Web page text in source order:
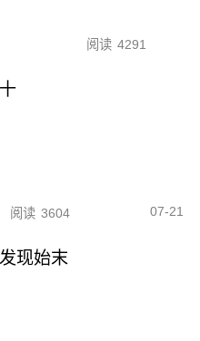
阅读 4291
阅读 3604 07-21
现始末